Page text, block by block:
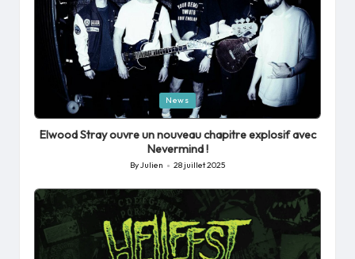
Posted
in
News
Elwood Stray ouvre un nouveau chapitre explosif avec
Nevermind !
Posted
ByJulien 28 juillet 2025